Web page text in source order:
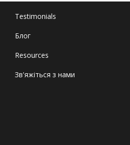
Testimonials
Блог
Resources
Зв'яжіться з нами